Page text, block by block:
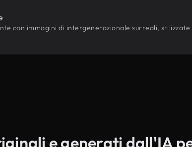
con immagini di intergenerazionale surreali,
e generati dall'IA